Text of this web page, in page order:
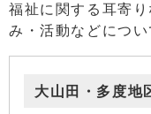
福祉に関する耳寄
み・活動などにつ
大山田・多度地